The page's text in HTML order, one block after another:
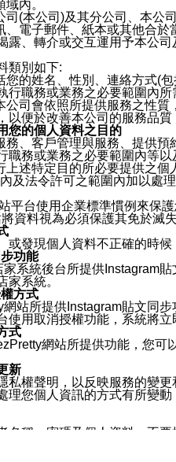
內。
司(本公司)及其分公司、本公
、電子郵件、紙本或其他合
露、轉介或交互運用予本公司
類別如下:
您的姓名、性別、連絡方式(
行職務或業務之必要範圍內所
公司會依照所提供服務之性
以便於改善本公司的服務品
您的個人資料之目的
務、客戶管理與服務、提供
職務或業務之必要範圍內等
上述特定目的所必要提供之
及法令許可之範圍內加以處理
平台使用企業標準慣例來保
資料視為必須保護其免於滅
或發現個人資料不正確的時
功能
系統後台所提供Instagram
家系統。
方式
站所提供Instagram貼文同
使用取消授權功能，系統將
式
網站所提供功能，您
新
私權聲明，以反映服務的變
理您個人資訊的方式有所變
名稱、密碼及個人資料，不
的個人資料、信件或進入所機